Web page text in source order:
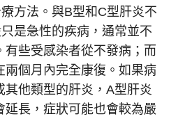
方法。與B型和C型肝炎不
是急性的疾病，通常並不
有些受感染者從不發病；而
兩個月內完全康復。如果病
其他類型的肝炎，A型肝炎
延長，症狀可能也會較為嚴